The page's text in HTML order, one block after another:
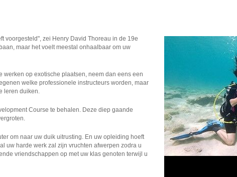
voorgesteld", zei Henry David Thoreau in de 19e
maar het voelt meestal onhaalbaar om uw
werken op exotische plaatsen, neem dan eens een
welke professionele instructeurs worden, maar
leren duiken.
Course te behalen. Deze diep gaande
om naar uw duik uitrusting. En uw opleiding hoeft
uw harde werk zal zijn vruchten afwerpen zodra u
vriendschappen op met uw klas genoten terwijl u